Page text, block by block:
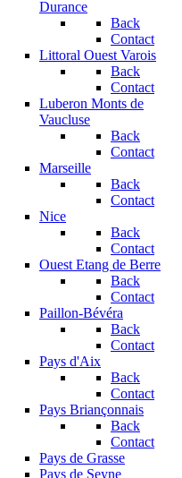
Durance
Back
Contact
Littoral Ouest Varois
Back
Contact
Luberon Monts de
Vaucluse
Back
Contact
Marseille
Back
Contact
Nice
Back
Contact
Ouest Etang de Berre
Back
Contact
Paillon-Bévéra
Back
Contact
Pays d'Aix
Back
Contact
Pays Briançonnais
Back
Contact
Pays de Grasse
Pays de Seyne